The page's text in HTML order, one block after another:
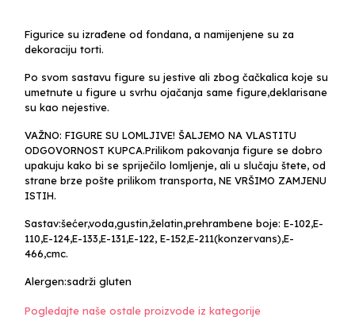
Figurice su izrađene od fondana, a namijenjene su za
dekoraciju torti.
Po svom sastavu figure su jestive ali zbog čačkalica koje su
umetnute u figure u svrhu ojačanja same figure,deklarisane
su kao nejestive.
VAŽNO: FIGURE SU LOMLJIVE! ŠALJEMO NA VLASTITU
ODGOVORNOST KUPCA.Prilikom pakovanja figure se dobro
upakuju kako bi se spriječilo lomljenje, ali u slučaju štete, od
strane brze pošte prilikom transporta, NE VRŠIMO ZAMJENU
ISTIH.
Sastav:šećer,voda,gustin,želatin,prehrambene boje: E-102,E-
110,E-124,E-133,E-131,E-122, E-152,E-211(konzervans),E-
466,cmc.
Alergen:sadrži gluten
Pogledajte naše ostale proizvode iz kategorije